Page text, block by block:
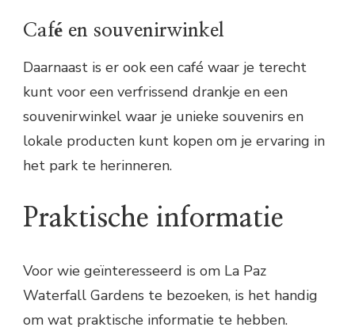
Café en souvenirwinkel
Daarnaast is er ook een café waar je terecht
kunt voor een verfrissend drankje en een
souvenirwinkel waar je unieke souvenirs en
lokale producten kunt kopen om je ervaring in
het park te herinneren.
Praktische informatie
Voor wie geïnteresseerd is om La Paz
Waterfall Gardens te bezoeken, is het handig
om wat praktische informatie te hebben.